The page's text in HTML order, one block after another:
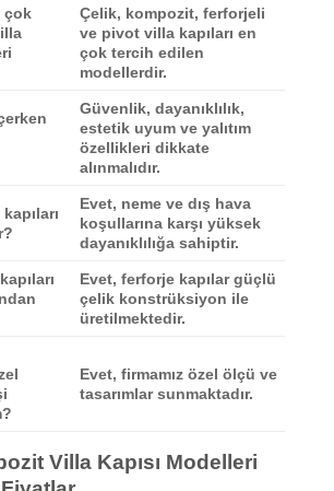
çok
Çelik, kompozit, ferforjeli
ve pivot villa kapıları en
çok tercih edilen
modellerdir.
Güvenlik, dayanıklılık,
estetik uyum ve yalıtım
özellikleri dikkate
alınmalıdır.
Evet, neme ve dış hava
koşullarına karşı yüksek
dayanıklılığa sahiptir.
Evet, ferforje kapılar güçlü
çelik konstrüksiyon ile
üretilmektedir.
Evet, firmamız özel ölçü ve
tasarımlar sunmaktadır.
Villa Kapısı Modelleri